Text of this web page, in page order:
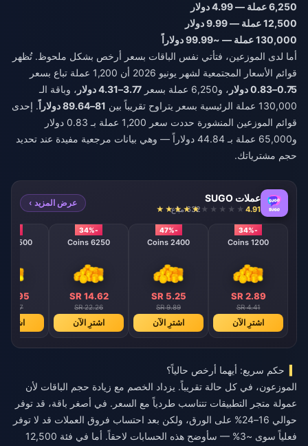
6,250 عملة — 4.99 دولار
12,500 عملة — 9.99 دولار
130,000 عملة — ~99.99 دولاراً
أما لدى الموزعين، فتأتي نفس الباقات بسعر أرخص بشكل ملحوظ. تُظهر
قوائم الأسعار المجتمعية لشهر يونيو 2026 أن 1,200 عملة تباع بسعر
0.75–0.83 دولار
، و6,250 عملة بسعر 3.77–4.31 دولار
، وباقة الـ
130,000 عملة الرئيسية بسعر يتراوح تقريباً بين
81–89.64 دولاراً
. إحدى
قوائم الموزعين المنشورة حددت سعر 1,200 عملة بـ 0.83 دولار
و65,000 عملة بـ 44.84 دولاراً — وهي بيانات مرجعية مفيدة عند تحديد
حجم مشترياتك.
عملات SUGO
4.91 632 مباع
عرض المزيد ›
-34%
1200 Coins
SR 2.89
SR 4.41
اشترِ الآن
-47%
2400 Coins
SR 5.25
SR 9.89
اشترِ الآن
-34%
6250 Coins
SR 14.62
SR 22.26
اشترِ الآن
12500 Coins
26.95
44.57
اشترِ
حكم سريع: أيهما أرخص حالياً؟
الموزعون، في كل حالة تقريباً. يزداد الخصم مع زيادة حجم الباقات لأن
عمولة متجر التطبيقات تتناسب طردياً مع السعر. في أصغر باقة، قد توفر
حوالي 16–24% على الورق، ولكن بعد احتساب فروق العملات قد لا توفر
فعلياً سوى ~3% — سأوضح هذه الحسابات لاحقاً. أما في فئة 12,500